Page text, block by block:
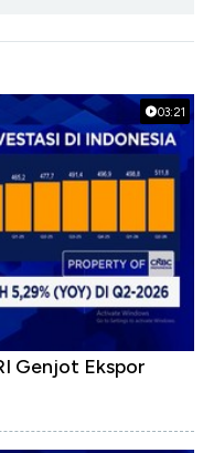
03:21
Genjot Ekspor